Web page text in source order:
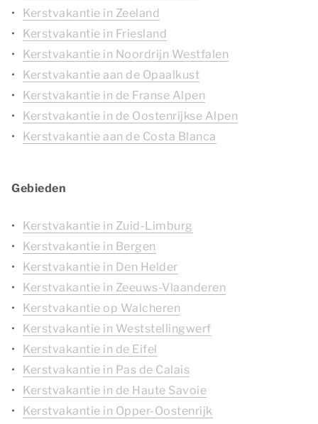
Kerstvakantie in Zeeland
Kerstvakantie in Friesland
Kerstvakantie in Noordrijn Westfalen
Kerstvakantie aan de Opaalkust
Kerstvakantie in de Franse Alpen
Kerstvakantie in de Oostenrijkse Alpen
Kerstvakantie aan de Costa Blanca
Gebieden
Kerstvakantie in Zuid-Limburg
Kerstvakantie in Bergen
Kerstvakantie in Den Helder
Kerstvakantie in Zeeuws-Vlaanderen
Kerstvakantie op Walcheren
Kerstvakantie in Weststellingwerf
Kerstvakantie in de Eifel
Kerstvakantie in Pas de Calais
Kerstvakantie in de Haute Savoie
Kerstvakantie in Opper-Oostenrijk